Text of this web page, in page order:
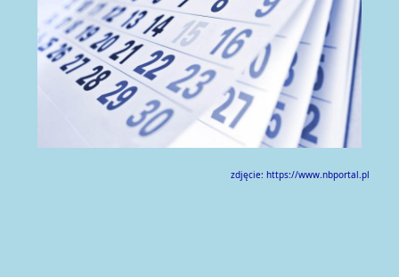
zdjęcie: https://www.nbportal.pl